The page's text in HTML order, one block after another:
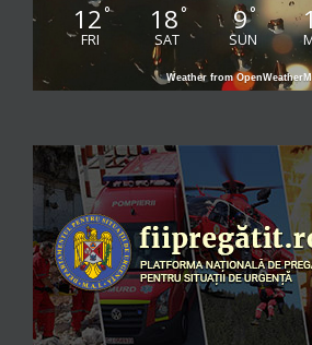
12°
FRI
18°
SAT
9°
SUN
Weather from